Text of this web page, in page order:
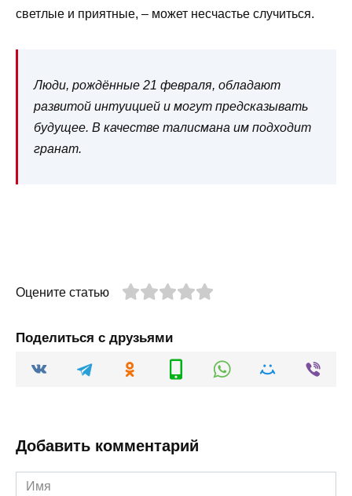
светлые и приятные, – может несчастье случиться.
Люди, рождённые 21 февраля, обладают
развитой интуицией и могут предсказывать
будущее. В качестве талисмана им подходит
гранат.
Оцените статью
Поделиться с друзьями
Добавить комментарий
Имя